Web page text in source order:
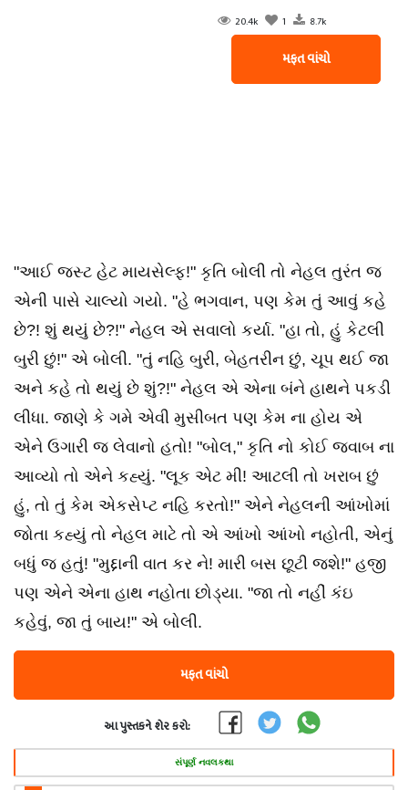
20.4k 1 8.7k
મફત વાંચો
"આઈ જસ્ટ હેટ માયસેલ્ફ!" કૃતિ બોલી તો નેહલ તુરંત જ
એની પાસે ચાલ્યો ગયો. "હે ભગવાન, પણ કેમ તું આવું કહે
છે?! શું થયું છે?!" નેહલ એ સવાલો કર્યા. "હા તો, હું કેટલી
બુરી છું!" એ બોલી. "તું નહિ બુરી, બેહતરીન છું, ચૂપ થઈ જા
અને કહે તો થયું છે શું?!" નેહલ એ એના બંને હાથને પકડી
લીધા. જાણે કે ગમે એવી મુસીબત પણ કેમ ના હોય એ
એને ઉગારી જ લેવાનો હતો! "બોલ," કૃતિ નો કોઈ જવાબ ના
આવ્યો તો એને કહ્યું. "લૂક એટ મી! આટલી તો ખરાબ છું
હું, તો તું કેમ એકસેપ્ટ નહિ કરતો!" એને નેહલની આંખોમાં
જોતા કહ્યું તો નેહલ માટે તો એ આંખો આંખો નહોતી, એનું
બધું જ હતું! "મુદ્દાની વાત કર ને! મારી બસ છૂટી જશે!" હજી
પણ એને એના હાથ નહોતા છોડ્યા. "જા તો નહીં કંઇ
કહેવું, જા તું બાય!" એ બોલી.
મફત વાંચો
આ પુસ્તકને શેર કરો:
સંપૂર્ણ નવલકથા